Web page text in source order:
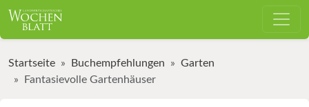
Startseite Buchempfehlungen
Garten
Fantasievolle Gartenhäuser